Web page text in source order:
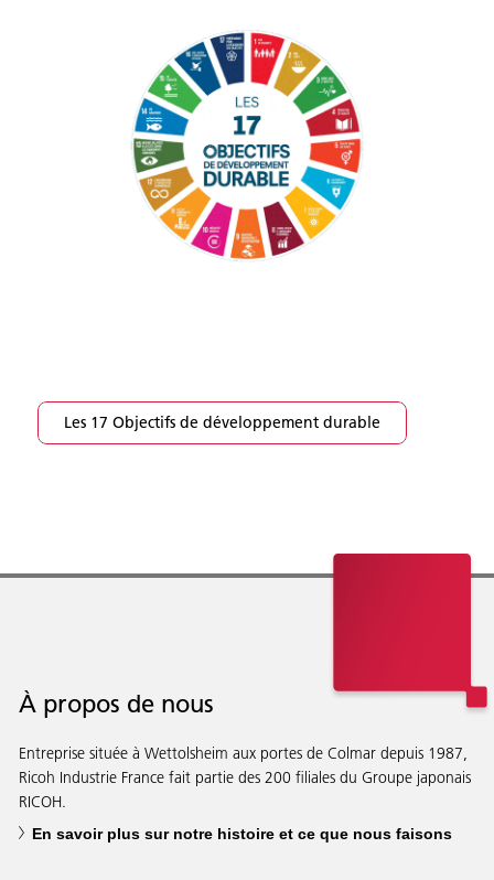
Les 17 Objectifs de développement durable
À propos de nous
Entreprise située à Wettolsheim aux portes de Colmar depuis 1987,
Ricoh Industrie France fait partie des 200 filiales du Groupe japonais
RICOH.
En savoir plus sur notre histoire et ce que nous faisons